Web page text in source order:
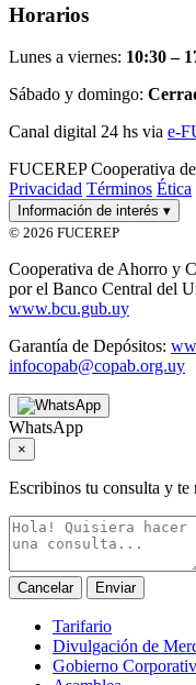
Horarios
Lunes a viernes: 10:30 –
Sábado y domingo:
Canal digital 24 hs via e-
FUCEREP Cooperativa
Privacidad Términos Ética
Información de interés ▾
© 2026 FUCEREP
Cooperativa de Ahorro y
por el Banco Central del
www.bcu.gub.uy
Garantía de Depósitos:
infocopab@copab.org.uy
WhatsApp
×
Escribinos tu consulta y te
Cancelar Enviar
Tarifario
Divulgación de
Gobierno